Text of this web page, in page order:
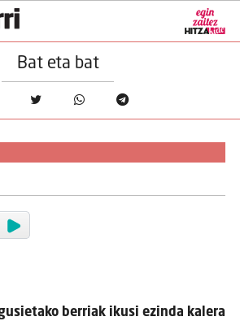
Bat eta bat
berriak ikusi ezinda kalera